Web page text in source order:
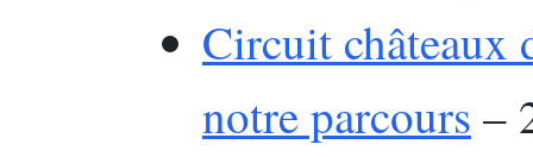
Circuit châteaux
notre parcours –